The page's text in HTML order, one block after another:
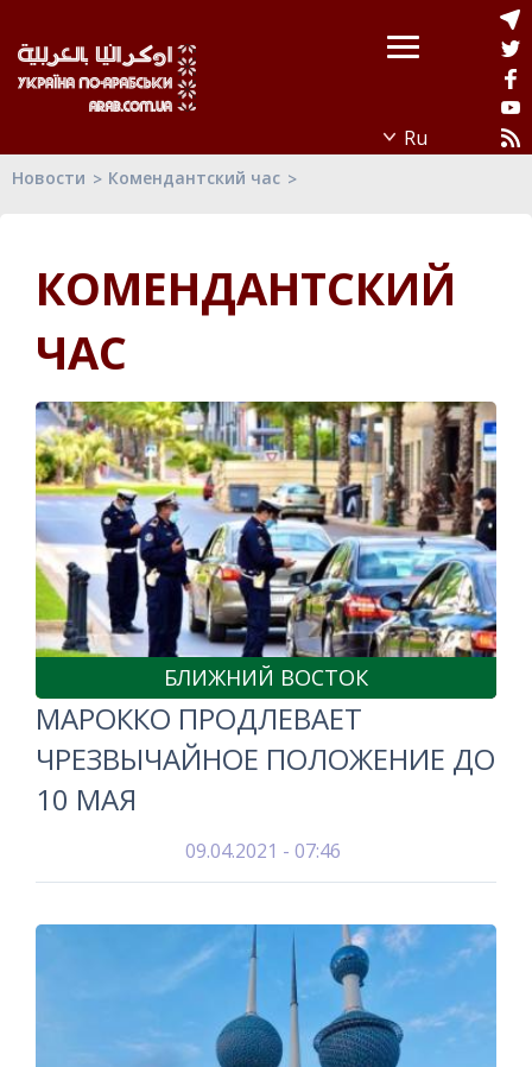
Новости Комендантский час
КОМЕНДАНТСКИЙ
ЧАС
БЛИЖНИЙ ВОСТОК
МАРОККО ПРОДЛЕВАЕТ
ЧРЕЗВЫЧАЙНОЕ ПОЛОЖЕНИЕ ДО
10 МАЯ
09.04.2021 - 07:46